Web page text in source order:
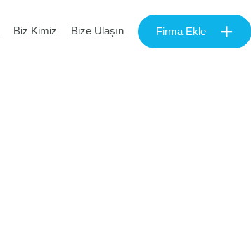
Biz Kimiz Bize Ulaşın Firma Ekle +